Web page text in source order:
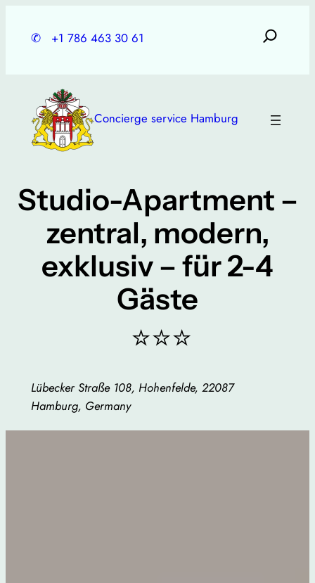
✆ +1 786 463 30 61
Concierge service Hamburg
Studio-Apartment –
zentral, modern,
exklusiv – für 2-4
Gäste
⭐⭐⭐
Lübecker Straße 108, Hohenfelde, 22087
Hamburg, Germany